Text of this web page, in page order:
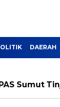
DAERAH
Sumut